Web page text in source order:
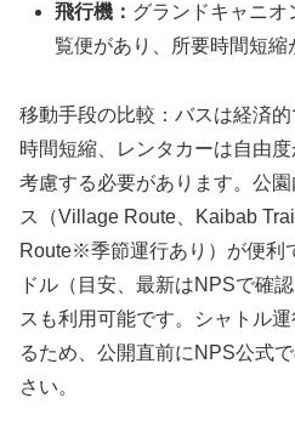
飛行機： グランドキャニオ
覧便があり、所要時間短縮
移動手段の比較：バスは経済
時間短縮、レンタカーは自由
考慮する必要があります。公
ス（Village Route、Kaibab
Route※季節運行あり）が便利
ドル（目安、最新はNPSで確
スも利用可能です。シャトル
るため、公開直前にNPS公式
さい。